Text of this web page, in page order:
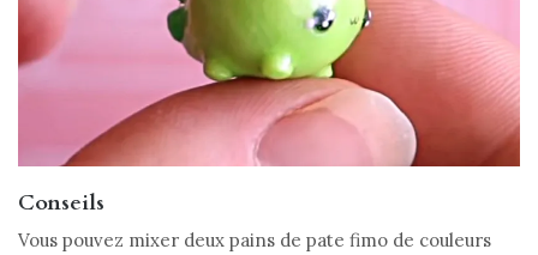
Conseils
Vous pouvez mixer deux pains de pate fimo de couleurs